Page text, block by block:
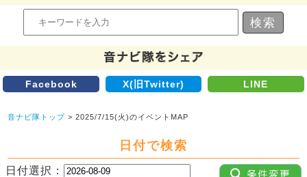
Facebook X(旧Twitter) LINE
音ナビ隊トップ > 2025/7/15(火)のイベントMAP
日付で検索
日付選択：